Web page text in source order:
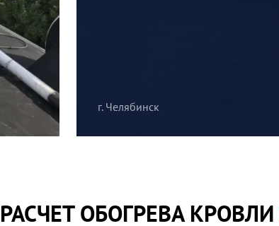
г. Челябинск
ОБОГРЕВА КРОВЛИ